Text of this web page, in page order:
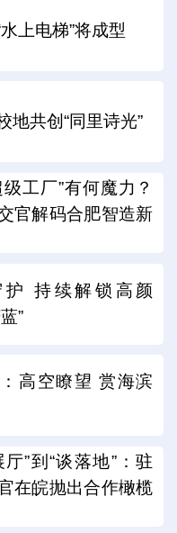
上电梯”将成型
地共创“同里诗光”
级工厂”有何魔力？
官解码合肥智造新
护 持续解锁高颜
”
高空瞭望 赏海滨
厅”到“谈落地”：驻
在皖抛出合作橄榄